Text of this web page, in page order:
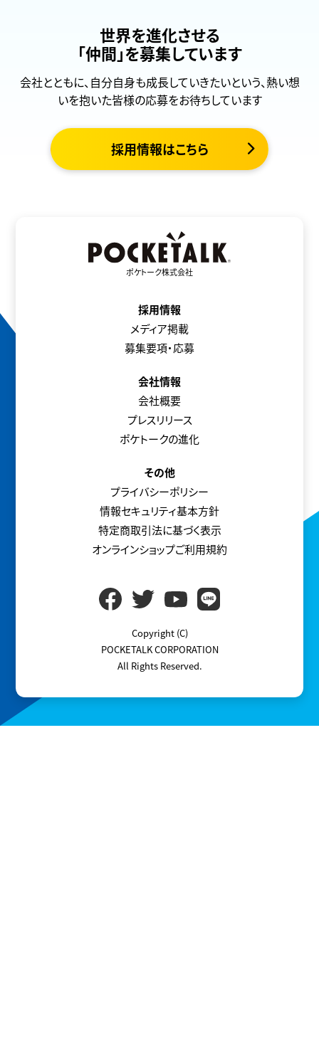
世界を進化させる
「仲間」を募集しています
会社とともに、自分自身も成長していきたいという、熱い想
いを抱いた皆様の応募をお待ちしています
採用情報はこちら
ポケトーク株式会社
採用情報
メディア掲載
募集要項・応募
会社情報
会社概要
プレスリリース
ポケトークの進化
その他
プライバシーポリシー
情報セキュリティ基本方針
特定商取引法に基づく表示
オンラインショップご利用規約
Copyright (C)
POCKETALK CORPORATION
All Rights Reserved.